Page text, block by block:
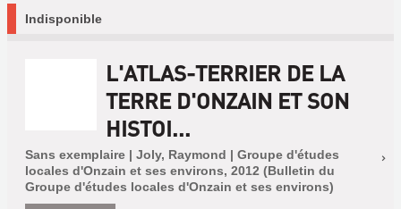
Indisponible
L'ATLAS-TERRIER DE LA
TERRE D'ONZAIN ET SON
HISTOI...
Sans exemplaire | Joly, Raymond | Groupe d'études
locales d'Onzain et ses environs, 2012 (Bulletin du
Groupe d'études locales d'Onzain et ses environs)